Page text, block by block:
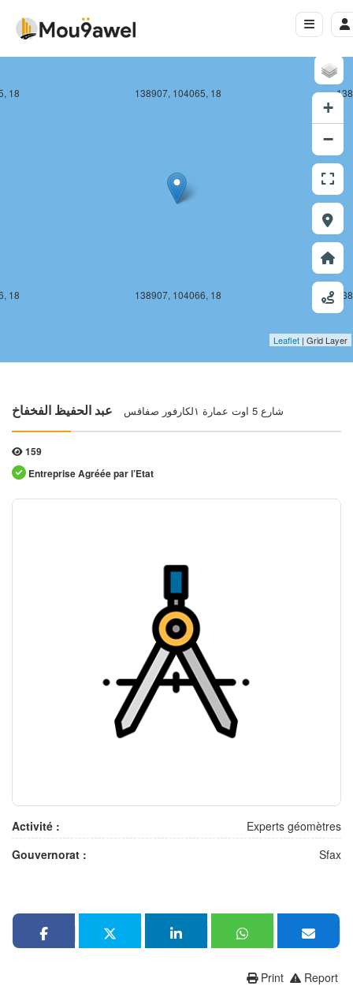
138907, 104065, 18
18
138907, 104066, 18
18
+
−
Leaflet | Grid Layer
عبد الحفيظ الفخفاخ شارع 5 اوت عمارة ١لكارفور صفاقس
159
Entreprise Agréée par l’Etat
Activité :
Experts géomètres
Gouvernorat :
Sfax
Report
Print